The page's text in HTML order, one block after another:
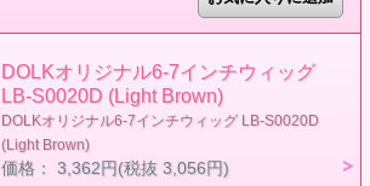
DOLKオリジナル6-7インチウィッグ
LB-S0020D (Light Brown)
DOLKオリジナル6-7インチウィッグ LB-S0020D
(Light Brown)
価格： 3,362円(税抜 3,056円)